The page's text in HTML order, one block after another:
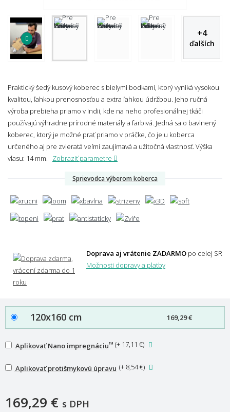
+4
ďalších
Praktický šedý kusový koberec s bielymi bodkami, ktorý vyniká vysokou
kvalitou, ľahkou prenosnosťou a extra ľahkou údržbou. Jeho ručná
výroba prebieha priamo v Indii, kde na neho profesionálnej tkáči
používajú výhradne prírodné materiály a farbivá. Jedná sa o bavlnený
koberec, ktorý je možné prať priamo v práčke, čo je u koberca
určeného aj pre zvieratá veľmi zaujímavá a užitočná vlastnosť. Výška
vlasu: 14 mm.
Zobraziť parametre
Sprievodca výberom koberca
Doprava aj vrátenie ZADARMO po celej SR
Možnosti dopravy a platby
120x160 cm 169,29 €
Aplikovať Nano impregnáciu™ (+ 17,11 €)
Aplikovať protišmykovú úpravu (+ 8,54 €)
169,29 € s DPH